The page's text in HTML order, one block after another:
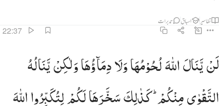
تفاسیر اسباق تدبرات
22:37
لن ينال الله لحومها ولا دماوها ولاكن يناله التقوى منكم كذالك سخرها لكم لتكبروا الله على ما هداكم وبشر المحسنين
لَن يَنَالَ ٱللَّهَ لُحُومُهَا وَلَا دِمَآؤُهَا وَلَـٰكِن يَنَالُهُ ٱلتَّقْوَىٰ مِنكُمْ ۚ كَذَٰلِكَ سَخَّرَهَا لَكُمْ لِتُكَبِّرُوا۟ ٱللَّهَ عَلَىٰ مَا هَدَىٰكُمْ ۗ وَبَشِّرِ
لَنْیَّنَالَاللّٰهَلُحُوْمُهَاوَلَادِمَآؤُهَاوَلٰكِنْیَّنَالُهُ
التَّقْوٰیمِنْكُمْ ؕ كَذٰلِكَسَخَّرَهَالَكُمْلِتُكَبِّرُوااللّٰهَ